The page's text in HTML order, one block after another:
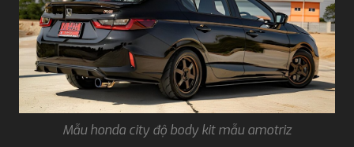
Mẫu honda city độ body kit mẫu amotriz